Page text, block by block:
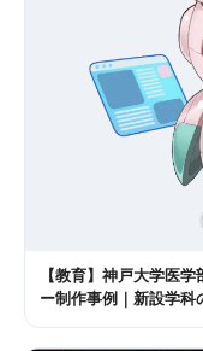
【教育】神戸大学医
ー制作事例｜新設学科